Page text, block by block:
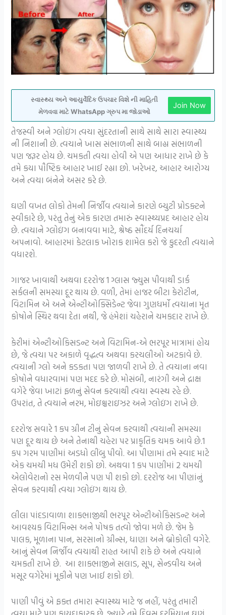
સ્વાસ્થ્ય અને આયુર્વેદિક ઉપચાર વિશે ની માહિતી
મેળવવા માટે WhatsApp ગ્રુપ મા જોડાઓ
Join Now
તેજસ્વી અને ગ્લોઇંગ ત્વચા સુંદરતાની સાથે સાથે સારા સ્વાસ્થ્ય
ની નિશાની છે. ત્વચાને ખાસ સંભાળની સાથે બાહ્ય સંભાળની
પણ જરૂર હોય છે. ચમકતી ત્વચા હોવી એ પણ આધાર રાખે છે કે
તમે કયા પૌષ્ટિક આહાર ખાઈ રહ્યા છો. ખરેખર, આહાર આરોગ્ય
અને ત્વચા બંનેને અસર કરે છે.
ઘણી વખત લોકો તેમની નિર્જીવ ત્વચાને કારણે બ્યુટી પ્રોડક્ટને
સ્વીકારે છે, પરંતુ તેનું એક કારણ તમારું સ્વાસ્થ્યપ્રદ આહાર હોય
છે. ત્વચાને ગ્લોઇંગ બનાવવા માટે, શ્રેષ્ઠ સૌંદર્ય દિનચર્યા
અપનાવો. આહારમાં કેટલાક ખોરાક શામેલ કરો જે કુદરતી ત્વચાને
વધારશે.
ગાજર ખાવાથી અથવા દરરોજ 1 ગ્લાસ જ્યુસ પીવાથી ડાર્ક
સર્કલની સમસ્યા દૂર થાય છે. વળી, તેમાં હાજર બીટા કેરોટીન,
વિટામિન એ અને એન્ટીઓક્સિડેન્ટ જેવા ગુણધર્મો ત્વચાના મૃત
કોષોને સ્થિર થવા દેતા નથી, જે હંમેશાં ચહેરાને ચમકદાર રાખે છે.
કેરીમાં એન્ટીઓકિસડન્ટ અને વિટામિન-એ ભરપૂર માત્રામાં હોય
છે, જે ત્વચા પર અકાળે વૃદ્ધત્વ અથવા કરચલીઓ અટકાવે છે.
ત્વચાની ગ્લો અને કડકતા પણ જાળવી રાખે છે. તે ત્વચાના નવા
કોષોને વધારવામાં પણ મદદ કરે છે. મોસંબી, નારંગી અને દ્રાક્ષ
વગેરે જેવા ખાટાં ફળનું સેવન કરવાથી ત્વચા સ્વસ્થ રહે છે.
ઉપરાંત, તે ત્વચાને નરમ, મોઇશ્ચરાઇઝર અને ગ્લોઇંગ રાખે છે.
દરરોજ સવારે 1 કપ ગ્રીન ટીનું સેવન કરવાથી ત્વચાની સમસ્યા
પણ દૂર થાય છે અને તેનાથી ચહેરા પર પ્રાકૃતિક ચમક આવે છે.1
કપ ગરમ પાણીમાં અડધો લીંબુ પીવો. આ પીણામાં તમે સ્વાદ માટે
એક ચમચી મધ ઉમેરી શકો છો. અથવા 1 કપ પાણીમાં 2 ચમચી
એલોવેરાનો રસ મેળવીને પણ પી શકો છો. દરરોજ આ પીણાંનું
સેવન કરવાથી ત્વચા ગ્લોઇંગ થાય છે.
લીલા પાંદડાવાળા શાકભાજીથી ભરપૂર એન્ટીઓકિસડન્ટ અને
આવશ્યક વિટામિન્સ અને પોષક તત્વો જોવા મળે છે. જેમ કે
પાલક, મૂળાના પાન, સરસાનો ગ્રીન્સ, ધાણા અને બ્રોકોલી વગેરે.
આનું સેવન નિર્જીવ ત્વચાથી રાહત આપી શકે છે અને ત્વચાને
ચમકતી રાખે છે. આ શાકભાજીને સલાડ, સૂપ, સેન્ડવીચ અને
મસૂર વગેરેમાં મૂકીને પણ ખાઈ શકો છો.
પાણી પીવું એ ફક્ત તમારા સ્વાસ્થ્ય માટે જ નહીં, પરંતુ તમારી